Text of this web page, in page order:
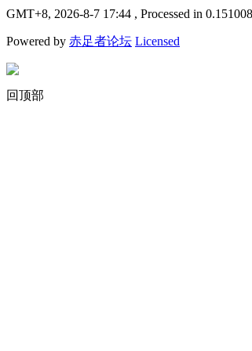
GMT+8, 2026-8-7 17:44 , Processed in
Powered by 赤足者论坛 Licensed
回顶部